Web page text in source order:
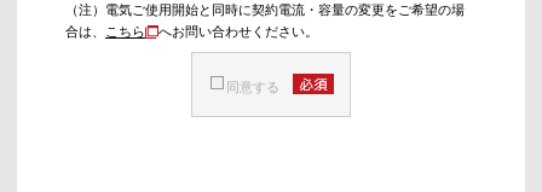
（注）電気ご使用開始と同時に契約電流・容量の変更をご希望の場
合は、
こちら へお問い合わせください。
同意する